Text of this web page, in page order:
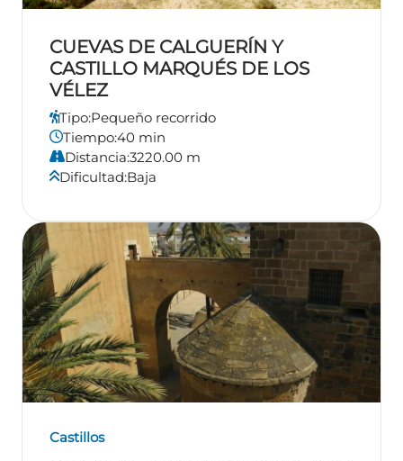
CUEVAS DE CALGUERÍN Y
CASTILLO MARQUÉS DE LOS
VÉLEZ
Tipo:Pequeño recorrido
Tiempo:40 min
Distancia:3220.00 m
Dificultad:Baja
Castillos